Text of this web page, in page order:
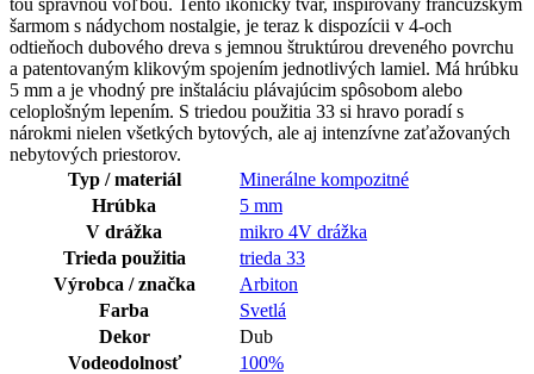
šarmom s nádychom nostalgie, je teraz k dispozícii v 4-och
odtieňoch dubového dreva s jemnou štruktúrou dreveného povrchu
a patentovaným klikovým spojením jednotlivých lamiel. Má hrúbku
5 mm a je vhodný pre inštaláciu plávajúcim spôsobom alebo
celoplošným lepením. S triedou použitia 33 si hravo poradí s
nárokmi nielen všetkých bytových, ale aj intenzívne zaťažovaných
nebytových priestorov.
Typ / materiál
Minerálne kompozitné
Hrúbka
5 mm
V drážka
mikro 4V drážka
Trieda použitia
trieda 33
Výrobca / značka
Arbiton
Farba
Svetlá
Dekor
Dub
Vodeodolnosť
100%